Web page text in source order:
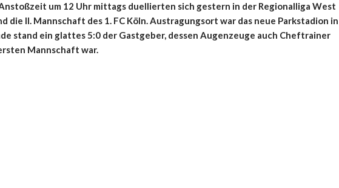
um 12 Uhr mittags duellierten sich gestern in der Regionalliga West
die II. Mannschaft des 1. FC Köln. Austragungsort war das neue Parkstadion in
stand ein glattes 5:0 der Gastgeber, dessen Augenzeuge auch Cheftrainer
Mannschaft war.